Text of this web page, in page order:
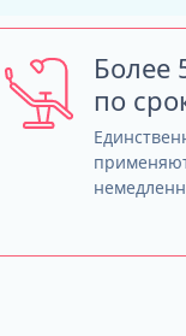
Dentium
Более
по